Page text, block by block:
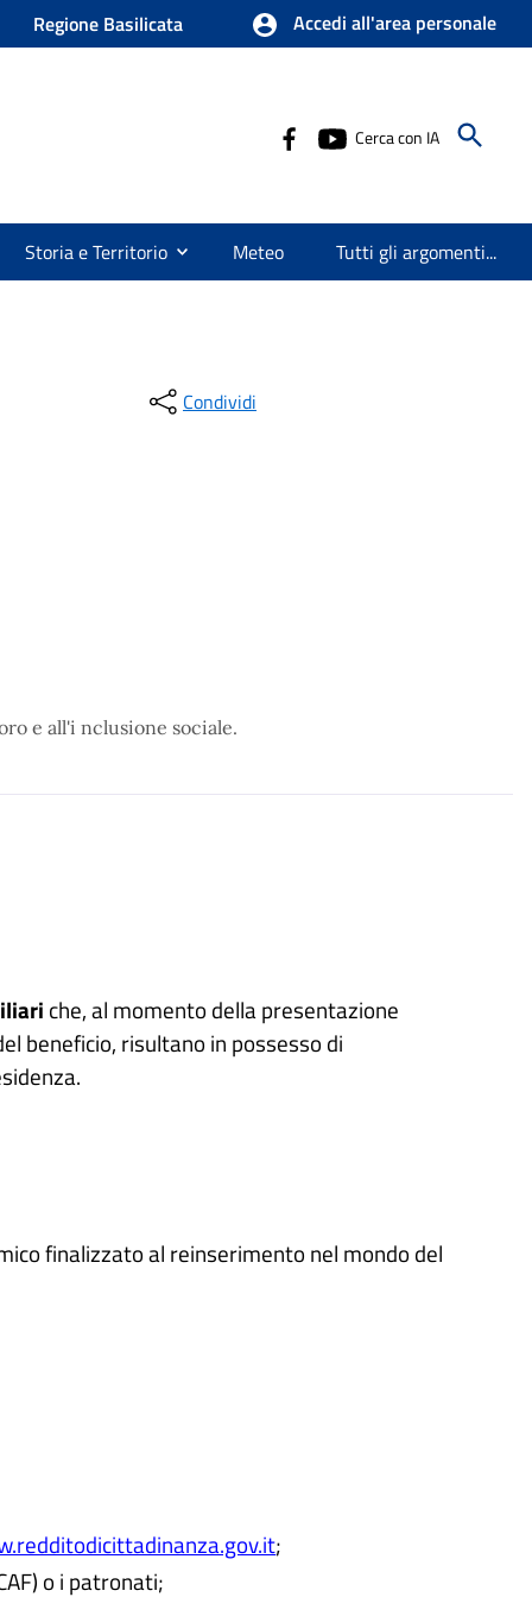
Regione Basilicata Accedi all'area personale
Cerca con IA
Storia e Territorio Meteo Tutti gli argomenti...
Condividi
e all'i nclusione sociale.
che, al momento della presentazione
beneficio, risultano in possesso di
finalizzato al reinserimento nel mondo del
;
o i patronati;